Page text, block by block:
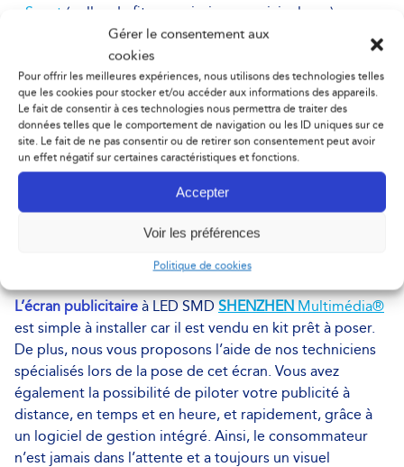
Gérer le consentement aux
cookies
Pour offrir les meilleures expériences, nous utilisons des technologies telles
que les cookies pour stocker et/ou accéder aux informations des appareils.
Le fait de consentir à ces technologies nous permettra de traiter des
données telles que le comportement de navigation ou les ID uniques sur ce
site. Le fait de ne pas consentir ou de retirer son consentement peut avoir
un effet négatif sur certaines caractéristiques et fonctions.
Accepter
Voir les préférences
Politique de cookies
Sport ( salles de fitness, piscines municipales…)
– Hôtellerie & Restauration (halls d’accueil d’hôtel,
chambres d’hôtel, restaurants, cafés, bars,
boulangeries…)
– Bien-être & Luxe (Spas, chalets et châteaux …)
FAITES APPEL À
SHENZHEN MULTIMÉDIA®
POUR LA POSE DE VOTRE
ÉCRAN PUBLICITAIRE
L’écran publicitaire à LED SMD SHENZHEN Multimédia®
est simple à installer car il est vendu en kit prêt à poser.
De plus, nous vous proposons l’aide de nos techniciens
spécialisés lors de la pose de cet écran. Vous avez
également la possibilité de piloter votre publicité à
distance, en temps et en heure, et rapidement, grâce à
un logiciel de gestion intégré. Ainsi, le consommateur
n’est jamais dans l’attente et a toujours un visuel